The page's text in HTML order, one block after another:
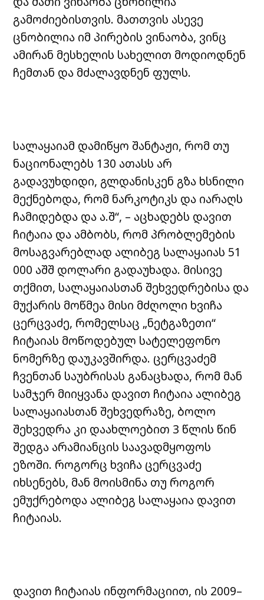
გამოძიებისთვის. მათთვის ასევე
ცნობილია იმ პირების ვინაობა, ვინც
ამირან მესხელის სახელით მოდიოდნენ
ჩემთან და მძალავდნენ ფულს.
სალაყაიამ დამიწყო შანტაჟი, რომ თუ
ნაციონალებს 130 ათასს არ
გადავუხდიდი, გლდანისკენ გზა ხსნილი
მექნებოდა, რომ ნარკოტიკს და იარაღს
ჩამიდებდა და ა.შ“, – აცხადებს დავით
ჩიტაია და ამბობს, რომ პრობლემების
მოსაგვარებლად ალიბეგ სალაყაიას 51
000 აშშ დოლარი გადაუხადა. მისივე
თქმით, სალაყაიასთან შეხვედრებისა და
მუქარის მოწმეა მისი მძღოლი ხვიჩა
ცერცვაძე, რომელსაც „ნეტგაზეთი“
ჩიტაიას მოწოდებულ სატელეფონო
ნომერზე დაუკავშირდა. ცერცვაძემ
ჩვენთან საუბრისას განაცხადა, რომ მან
სამჯერ მიიყვანა დავით ჩიტაია ალიბეგ
სალაყაიასთან შეხვედრაზე, ბოლო
შეხვედრა კი დაახლოებით 3 წლის წინ
შედგა არამიანცის საავადმყოფოს
ეზოში. როგორც ხვიჩა ცერცვაძე
იხსენებს, მან მოისმინა თუ როგორ
ემუქრებოდა ალიბეგ სალაყაია დავით
ჩიტაიას.
დავით ჩიტაიას ინფორმაციით, ის 2009–